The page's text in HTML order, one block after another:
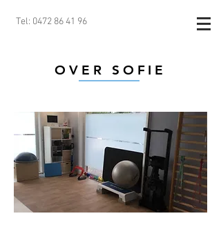
Tel: 0472 86 41 96
OVER SOFIE